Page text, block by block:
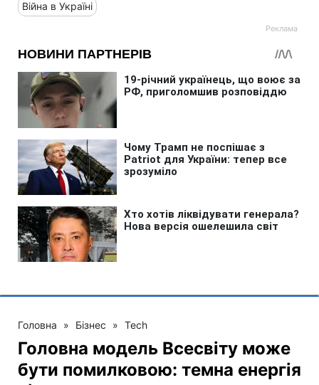
Війна в Україні
Головна » Бізнес » Tech
Головна модель Всесвіту може
бути помилковою: темна енергія